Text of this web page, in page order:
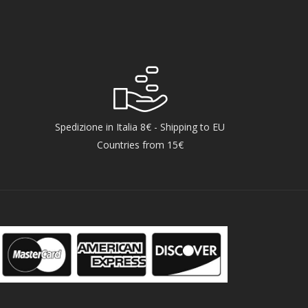
Spedizione in Italia 8€ - Shipping to EU
Countries from 15€